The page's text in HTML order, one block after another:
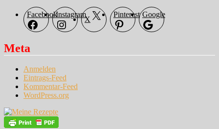
FacebookInstagram
X
Pinterest Google
Meta
Anmelden
Eintrags-Feed
Kommentar-Feed
WordPress.org